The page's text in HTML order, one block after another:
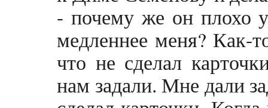
- почему же он плохо
медленнее меня? Как-
что не сделал
нам задали. Мне дали